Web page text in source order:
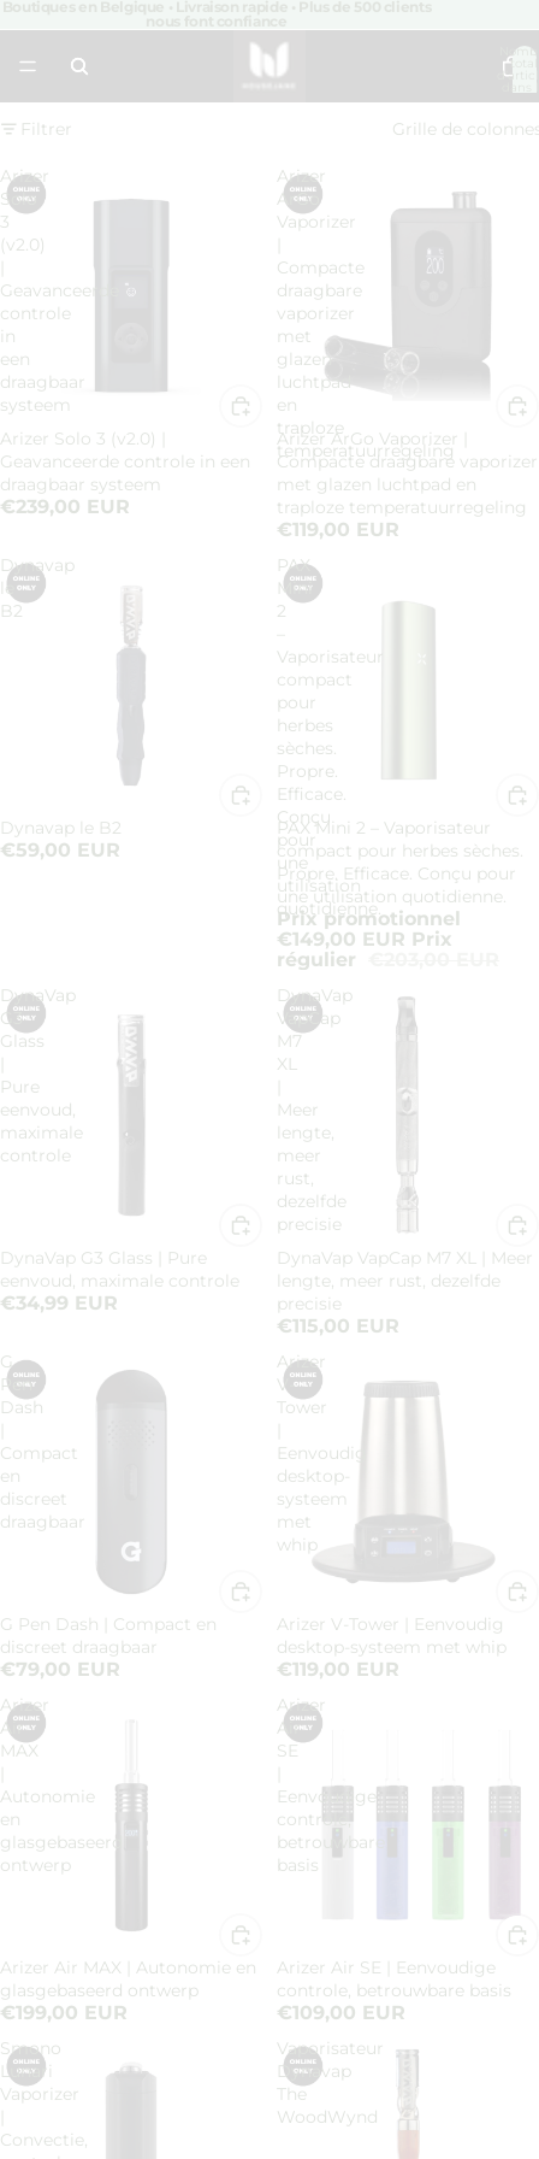
total
Filtrer Grille de
Arizer
Solo
3
(v2.0)
Geavanceerde
controle
in
een
draagbaar
systeem
Arizer Solo 3 (v2.0) |
Geavanceerde controle in een
draagbaar systeem
€239,00 EUR
Arizer
ArGo
Vaporizer
Compacte
draagbare
vaporizer
met
glazen
luchtpad
en
traploze
temperatuurregeling
Arizer ArGo Vaporizer |
Compacte draagbare vaporizer
met glazen luchtpad en
traploze temperatuurregeling
€119,00 EUR
Dynavap
le
B2
Dynavap le B2
€59,00 EUR
PAX
Mini
2
Vaporisateur
compact
pour
herbes
sèches.
Propre.
Efficace.
Conçu
pour
une
utilisation
quotidienne.
Promotion
PAX Mini 2 – Vaporisateur
compact pour herbes sèches.
Propre. Efficace. Conçu pour
une utilisation quotidienne.
Prix promotionnel
€149,00 EUR Prix
régulier
DynaVap
G3
Glass
Pure
eenvoud,
maximale
controle
DynaVap G3 Glass | Pure
eenvoud, maximale controle
€34,99 EUR
DynaVap
VapCap
M7
XL
Meer
lengte,
meer
rust,
dezelfde
precisie
DynaVap VapCap M7 XL | Meer
lengte, meer rust, dezelfde
precisie
€115,00 EUR
G
Pen
Dash
Compact
en
discreet
draagbaar
G Pen Dash | Compact en
discreet draagbaar
€79,00 EUR
Arizer
V-
Tower
Eenvoudig
desktop-
systeem
met
whip
Arizer V-Tower | Eenvoudig
desktop-systeem met whip
€119,00 EUR
Arizer
Air
MAX
Autonomie
en
glasgebaseerd
ontwerp
Arizer Air MAX | Autonomie en
glasgebaseerd ontwerp
€199,00 EUR
Arizer
Air
SE
Eenvoudige
controle,
betrouwbare
basis
Arizer Air SE | Eenvoudige
controle, betrouwbare basis
€109,00 EUR
Smono
Lunari
Vaporizer
Convectie,
Vaporisateur
Dynavap
The
WoodWynd